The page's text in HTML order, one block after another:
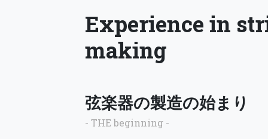
Experience in
making
弦楽器の製造の始まり
- THE beginning -